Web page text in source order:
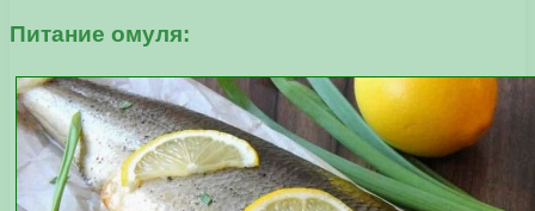
Питание омуля: